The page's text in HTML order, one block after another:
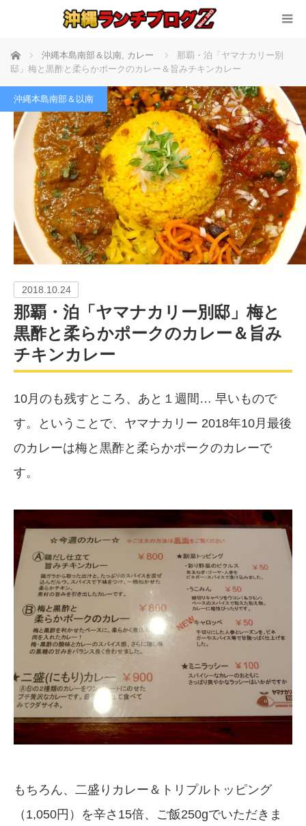
ホーム 沖縄本島南部＆以南, カレー
那覇・泊「ヤマナカリー別
邸」梅と黒酢と柔らかポークのカレー＆旨みチキンカレー
沖縄本島南部＆以南
2018.10.24
那覇・泊「ヤマナカリー別邸」梅と
黒酢と柔らかポークのカレー＆旨み
チキンカレー
10月のも残すところ、あと１週間… 早いもので
す。ということで、ヤマナカリー 2018年10月最後
のカレーは梅と黒酢と柔らかポークのカレーで
す。
もちろん、二盛りカレー＆トリプルトッピング
（1,050円）を辛さ15倍、ご飯250gでいただきま